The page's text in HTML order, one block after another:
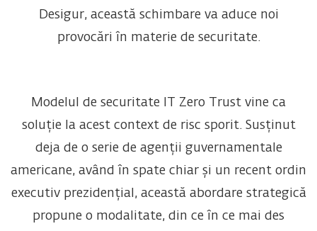
Desigur, această schimbare va aduce noi
provocări în materie de securitate.
Modelul de securitate IT Zero Trust vine ca
soluție la acest context de risc sporit. Susținut
deja de o serie de agenții guvernamentale
americane, având în spate chiar și un recent ordin
executiv prezidențial, această abordare strategică
propune o modalitate, din ce în ce mai des